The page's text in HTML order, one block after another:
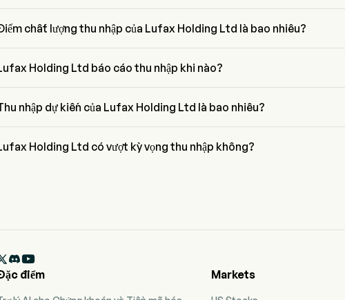
$
chất lượng thu nhập của Lufax Holding Ltd là bao nhiêu?
khía cạnh: lợi nhuận, tăng trưởng, tạo ra tiền mặt và phân bổ vốn, và đòn bẩy.
Holding Ltd báo cáo thu nhập khi nào?
nhập dự kiến của Lufax Holding Ltd là bao nhiêu?
Holding Ltd có vượt kỳ vọng thu nhập không?

điểm
Markets